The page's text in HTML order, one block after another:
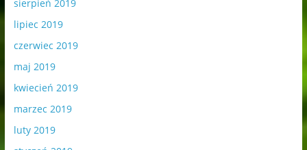
sierpień 2019
lipiec 2019
czerwiec 2019
maj 2019
kwiecień 2019
marzec 2019
luty 2019